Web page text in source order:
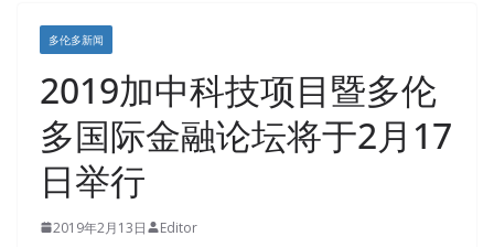
多伦多新闻
2019加中科技项目暨多伦
多国际金融论坛将于2月17
日举行
2019年2月13日 Editor